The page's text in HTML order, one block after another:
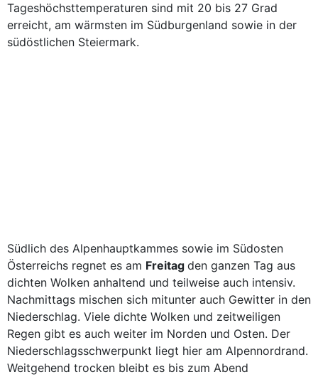
Tageshöchsttemperaturen sind mit 20 bis 27 Grad
erreicht, am wärmsten im Südburgenland sowie in der
südöstlichen Steiermark.
Südlich des Alpenhauptkammes sowie im Südosten
Österreichs regnet es am Freitag den ganzen Tag aus
dichten Wolken anhaltend und teilweise auch intensiv.
Nachmittags mischen sich mitunter auch Gewitter in den
Niederschlag. Viele dichte Wolken und zeitweiligen
Regen gibt es auch weiter im Norden und Osten. Der
Niederschlagsschwerpunkt liegt hier am Alpennordrand.
Weitgehend trocken bleibt es bis zum Abend